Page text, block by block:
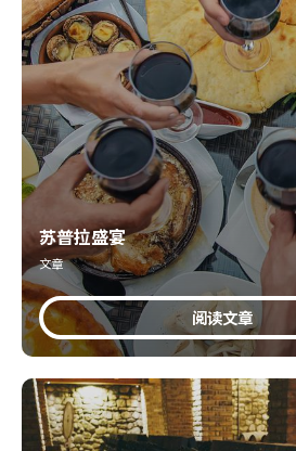
苏普拉盛宴
文章
阅读文章